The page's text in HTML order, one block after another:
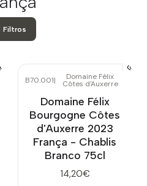
Filtros
B70.001| Domaine Félix
Côtes d'Auxerre
Domaine Félix
Bourgogne Côtes
d'Auxerre 2023
França - Chablis
Branco 75cl
14,20€